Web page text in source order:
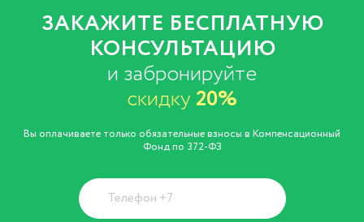
ЗАКАЖИТЕ БЕСПЛАТНУЮ
КОНСУЛЬТАЦИЮ
и забронируйте
скидку 20%
Вы оплачиваете только обязательные взносы в Компенсационный
Фонд по 372-ФЗ